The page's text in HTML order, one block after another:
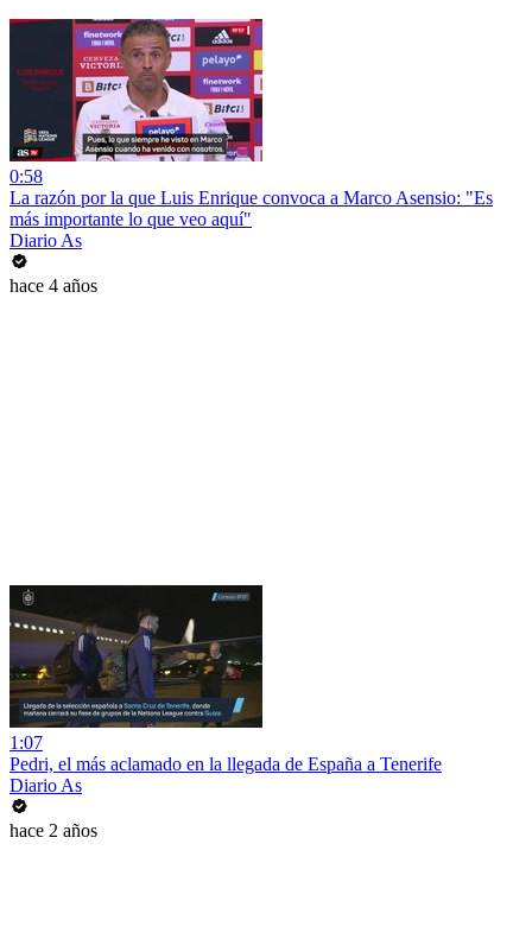
0:58
La razón por la que Luis Enrique convoca a Marco Asensio: "Es
más importante lo que veo aquí"
Diario As
hace 4 años
1:07
Pedri, el más aclamado en la llegada de España a Tenerife
Diario As
hace 2 años